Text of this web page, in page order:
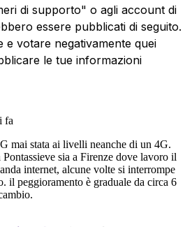
di supporto" o agli account di
essere pubblicati di seguito.
e votare negativamente quei
le tue informazioni